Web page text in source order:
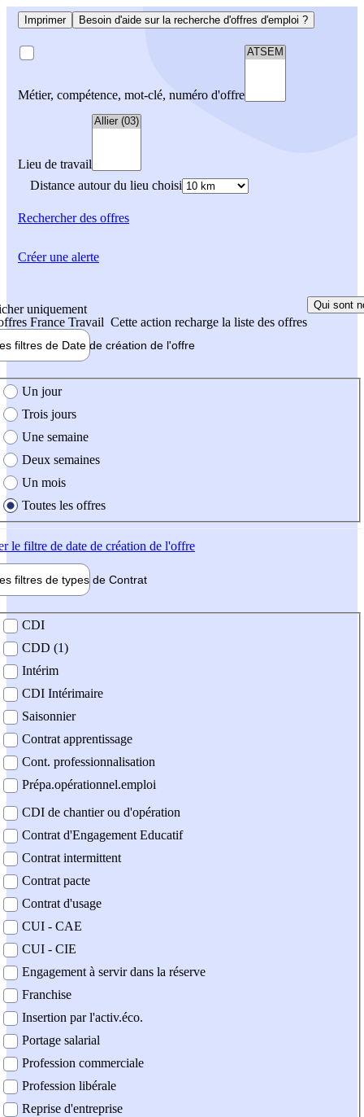
Imprimer Besoin d'aide sur la recherche d'offres d'emploi ?
Métier, compétence, mot-clé, numéro d'offre
Lieu de travail
Distance autour du lieu choisi
Rechercherdes offres
uniquement
France Travail Cette action recharge la liste des offres
Qui sont
filtres de Date de création de l'offre
création de l'offre
Un jour
Trois jours
Une semaine
Deux semaines
Un mois
Toutes les offres
le filtre de date de création de l'offre
filtres de types de Contrat
contrat
CDI
CDD (1)
Intérim
CDI Intérimaire
Saisonnier
Contrat apprentissage
Cont. professionnalisation
Prépa.opérationnel.emploi
CDI de chantier ou d'opération
Contrat d'Engagement Educatif
Contrat intermittent
Contrat pacte
Contrat d'usage
CUI - CAE
CUI - CIE
Engagement à servir dans la réserve
Franchise
Insertion par l'activ.éco.
Portage salarial
Profession commerciale
Profession libérale
Reprise d'entreprise
Créer une alerte